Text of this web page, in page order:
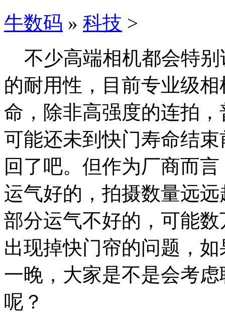
牛数码 » 科技 >
不少高端相机都会特别
的耐用性，目前专业级
命，除非高强度的连拍
可能还未到快门寿命结
回了吧。但作为厂商而
运气好的，拍摄数量远
部分运气不好的，可能
出现掉快门帘的问题，
一晚，大家是不是会考
呢？